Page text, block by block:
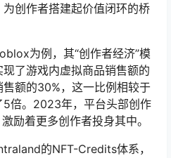
创作者搭建起价值闭环的桥
为例，其“创作者经济”模
了游戏内虚拟商品销售额的
额的30%，这一比例相较于
倍。2023年，平台头部创作
励着更多创作者投身其中。
的NFT-Credits体系，